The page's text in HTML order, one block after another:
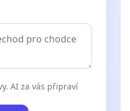
AI za vás připraví